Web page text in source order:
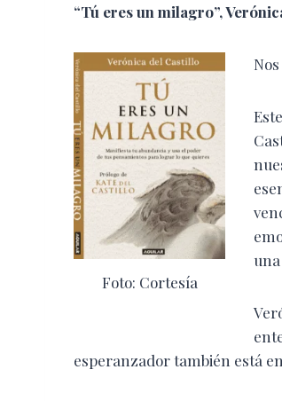
“Tú eres un milagro”,
Foto: Cortesía
esperanzador también está